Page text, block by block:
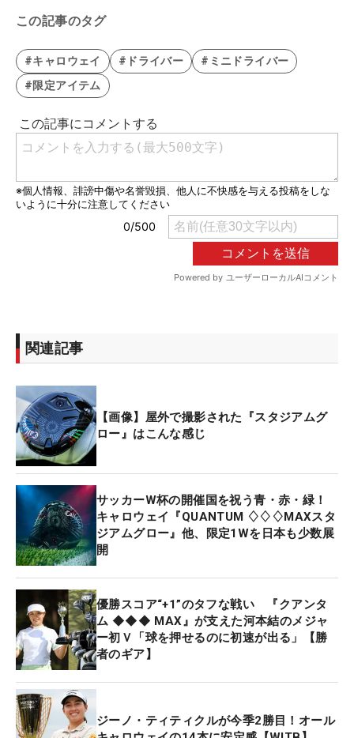
この記事のタグ
#キャロウェイ #ドライバー
#ミニドライバー
#限定アイテム
関連記事
【画像】屋外で撮影された『スタジアムグ
ロー』はこんな感じ
サッカーW杯の開催国を祝う青・赤・緑！
キャロウェイ『QUANTUM ♢♢♢MAXスタ
ジアムグロー』他、限定1Wを日本も少数展
開
優勝スコア“+1”のタフな戦い 『クアンタ
ム ◆◆◆ MAX』が支えた河本結のメジャ
ー初Ｖ「球を押せるのに初速が出る」【勝
者のギア】
ジーノ・ティティクルが今季2勝目！オール